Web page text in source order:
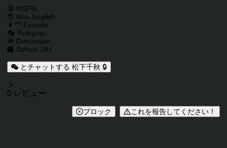
キャラクタータグ
🔞 NSFW
🌎 Non-English
👩‍🦰 Female
🎭 Roleplay
💬 Discussion
🏫 School 18+
とチャットする 松下千秋 🔒
レビュー
0 レビュー
ブロック これを報告してください！